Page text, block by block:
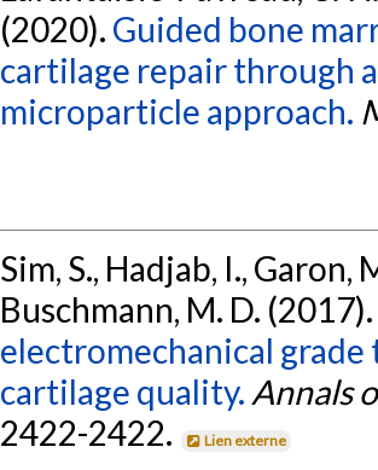
(2020). Guided bone
cartilage repair through
microparticle approach.
Sim, S., Hadjab, I., Garon,
Buschmann, M. D. (2017).
electromechanical grade
cartilage quality. Annals
2422-2422.
Lien externe